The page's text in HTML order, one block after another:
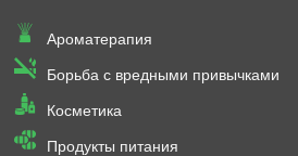
Ароматерапия
Борьба с вредными привычками
Косметика
Продукты питания